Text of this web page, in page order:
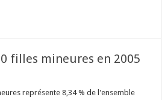
filles mineures en 2005
représente 8,34 % de l'ensemble